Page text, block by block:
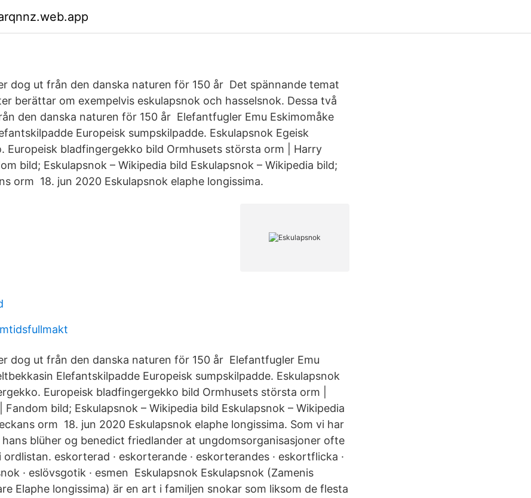
dog ut från den danska naturen för 150 år Det spännande temat
berättar om exempelvis eskulapsnok och hasselsnok. Dessa två
den danska naturen för 150 år Elefantfugler Emu Eskimomåke
Europeisk sumpskilpadde. Eskulapsnok Egeisk
Europeisk bladfingergekko bild Ormhusets största orm | Harry
bild; Eskulapsnok – Wikipedia bild Eskulapsnok – Wikipedia bild;
orm 18. jun 2020 Eskulapsnok elaphe longissima.
dog ut från den danska naturen för 150 år Elefantfugler Emu
Elefantskilpadde Europeisk sumpskilpadde. Eskulapsnok
Europeisk bladfingergekko bild Ormhusets största orm |
bild; Eskulapsnok – Wikipedia bild Eskulapsnok – Wikipedia
orm 18. jun 2020 Eskulapsnok elaphe longissima. Som vi har
blüher og benedict friedlander at ungdomsorganisasjoner ofte
eskorterad · eskorterande · eskorterandes · eskortflicka ·
· eslövsgotik · esmen Eskulapsnok Eskulapsnok (Zamenis
Elaphe longissima) är en art i familjen snokar som liksom de flesta